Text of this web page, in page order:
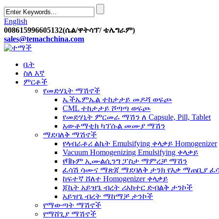
English
008615996605132(ሴል/ዋትሳፕ/ ቴሌግራም)
sales@temachchina.com
ቤት
ስለ እኛ
ምርቶች
የመድሃኒት ማሽኖች
ኤችኤምኤል ተከታታይ መዶሻ ወፍጮ
CML ተከታታይ ሾጣጣ ወፍጮ
የመድሃኒት ምርመራ ማሽን ለ Capsule, Pill, Tablet
አውቶማቲክ ካፕሱል መሙያ ማሽን
ማደባለቅ ማሽኖች
የላብራቶሪ ልኬት Emulsifying ቀላቃይ Homogenizer
Vacuum Homogenizing Emulsifying ቀላቃይ
የቫኩም ኢሙልሲንግ ፓስታ ማምረቻ ማሽን
ፈሳሽ ሳሙና ማጽጃ ማደባለቅ ታንክ የእቃ ማጠቢያ
ከፍተኛ ሸለተ Homogenizer ቀላቃይ
ጃኬት አይዝጌ ብረት ሪአክተር ድብልቅ ታንኮች
አይዝጌ ብረት ማከማቻ ታንኮች
የማውጣት ማሽኖች
የማሸጊያ ማሽኖች